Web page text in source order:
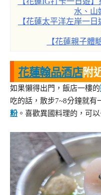
水、山
【花蓮太平洋左岸一
【花蓮親子體
花蓮翰品酒店附
如果懶得出門，飯店一樓的
吃的話，散步7~8分鐘就有
粉。喜歡異國料理的，可